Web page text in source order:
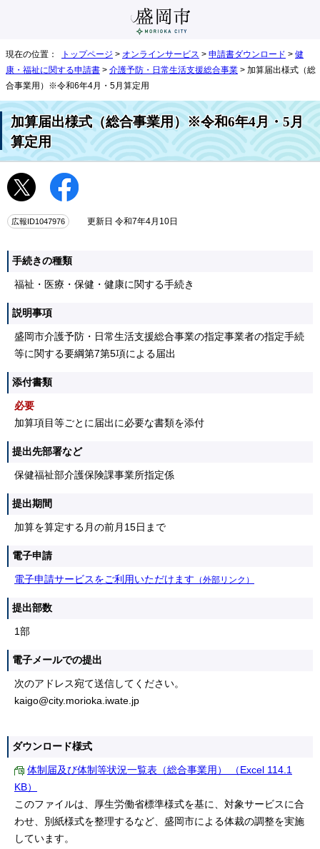
現在の位置： トップページ > オンラインサービス > 申請書ダウンロード > 健
康・福祉に関する申請書 > 介護予防・日常生活支援総合事業 > 加算届出様式（総
合事業用）※令和6年4月・5月算定用
加算届出様式（総合事業用）※令和6年4月・5月
算定用
広報ID1047976 更新日 令和7年4月10日
手続きの種類
福祉・医療・保健・健康に関する手続き
説明事項
盛岡市介護予防・日常生活支援総合事業の指定事業者の指定手続
等に関する要綱第7第5項による届出
添付書類
必要
加算項目等ごとに届出に必要な書類を添付
提出先部署など
保健福祉部介護保険課事業所指定係
提出期間
加算を算定する月の前月15日まで
電子申請
電子申請サービスをご利用いただけます （外部リンク）
提出部数
1部
電子メールでの提出
次のアドレス宛て送信してください。
kaigo@city.morioka.iwate.jp
ダウンロード様式
体制届及び体制等状況一覧表（総合事業用） （Excel 114.1
KB）
このファイルは、厚生労働省標準様式を基に、対象サービスに合
わせ、別紙様式を整理するなど、盛岡市による体裁の調整を実施
しています。